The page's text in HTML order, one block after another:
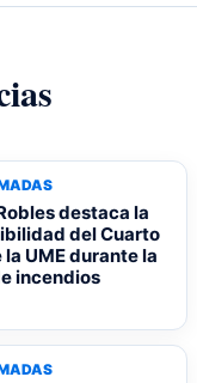
destaca la
del Cuarto
UME durante la
incendios